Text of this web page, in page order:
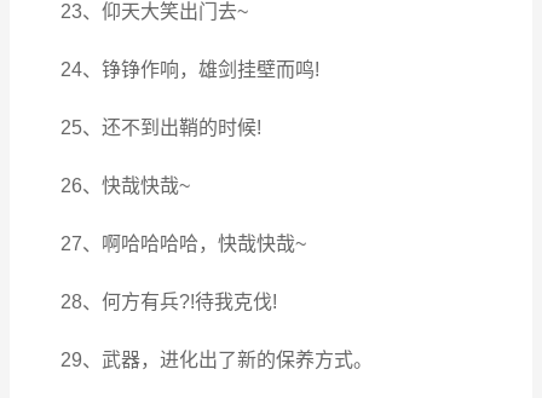
23、仰天大笑出门去~
24、铮铮作响，雄剑挂壁而鸣!
25、还不到出鞘的时候!
26、快哉快哉~
27、啊哈哈哈哈，快哉快哉~
28、何方有兵?!待我克伐!
29、武器，进化出了新的保养方式。